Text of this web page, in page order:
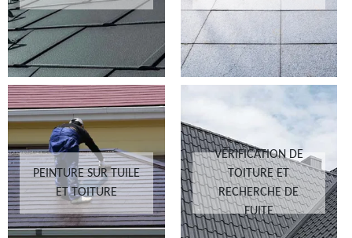
PEINTURE SUR TUILE
ET TOITURE
VÉRIFICATION DE
TOITURE ET
RECHERCHE DE
FUITE